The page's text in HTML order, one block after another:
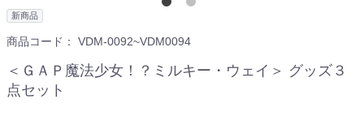
新商品
商品コード： VDM-0092~VDM0094
＜ＧＡＰ魔法少女！？ミルキー・ウェイ＞ グッズ３
点セット